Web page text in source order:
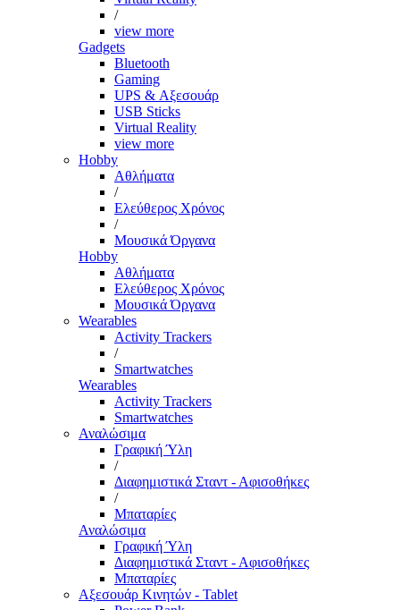
/
view more
Gadgets
Bluetooth
Gaming
UPS & Αξεσουάρ
USB Sticks
Virtual Reality
view more
Hobby
Αθλήματα
/
Ελεύθερος Χρόνος
/
Μουσικά Όργανα
Hobby
Αθλήματα
Ελεύθερος Χρόνος
Μουσικά Όργανα
Wearables
Activity Trackers
/
Smartwatches
Wearables
Activity Trackers
Smartwatches
Αναλώσιμα
Γραφική Ύλη
/
Διαφημιστικά Σταντ - Αφισοθήκες
/
Μπαταρίες
Αναλώσιμα
Γραφική Ύλη
Διαφημιστικά Σταντ - Αφισοθήκες
Μπαταρίες
Αξεσουάρ Κινητών - Tablet